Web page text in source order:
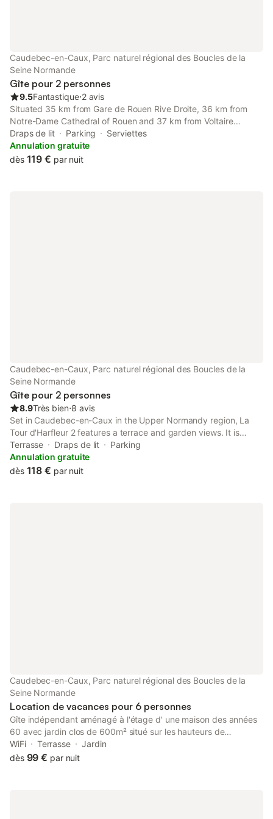
Caudebec-en-Caux, Parc naturel régional des Boucles de la
Seine Normande
Gîte pour 2 personnes
9.5Fantastique⋅2 avis
Situated 35 km from Gare de Rouen Rive Droite, 36 km from
Notre-Dame Cathedral of Rouen and 37 km from Voltaire
Station, Rouen, La Tour d'Harfleur 1 offers accommodation
located in Caudebec-en-Caux.
Draps de lit Parking
Serviettes
Annulation gratuite
dès 119 € par nuit
Caudebec-en-Caux, Parc naturel régional des Boucles de la
Seine Normande
Gîte pour 2 personnes
8.9Très bien⋅8 avis
Set in Caudebec-en-Caux in the Upper Normandy region, La
Tour d'Harfleur 2 features a terrace and garden views. It is
located 35 km from Gare de Rouen Rive Droite and offers
private check-in and check-out.
Terrasse Draps de lit
Parking
Annulation gratuite
dès 118 € par nuit
Caudebec-en-Caux, Parc naturel régional des Boucles de la
Seine Normande
Location de vacances pour 6 personnes
Gîte indépendant aménagé à l'étage d' une maison des années
60 avec jardin clos de 600m² situé sur les hauteurs de
Caudebec-en-Caux, dans un quartier pavillonnaire (pavillons et
immeubles) très calme Vous bénéficiez d'une vue sur la Seine
WiFi Terrasse
Jardin
dès 99 € par nuit